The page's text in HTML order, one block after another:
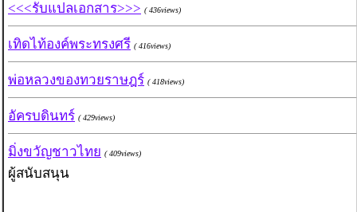
<<<รับแปลเอกสาร>>> ( 436views)
เทิดไท้องค์พระทรงศรี ( 416views)
พ่อหลวงของทวยราษฎร์ ( 418views)
อัครบดินทร์ ( 429views)
มิ่งขวัญชาวไทย ( 409views)
ผู้สนับสนุน